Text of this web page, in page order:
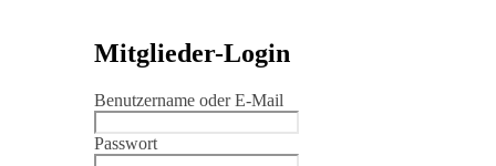
Mitglieder-Login
Benutzername oder E-Mail
Passwort